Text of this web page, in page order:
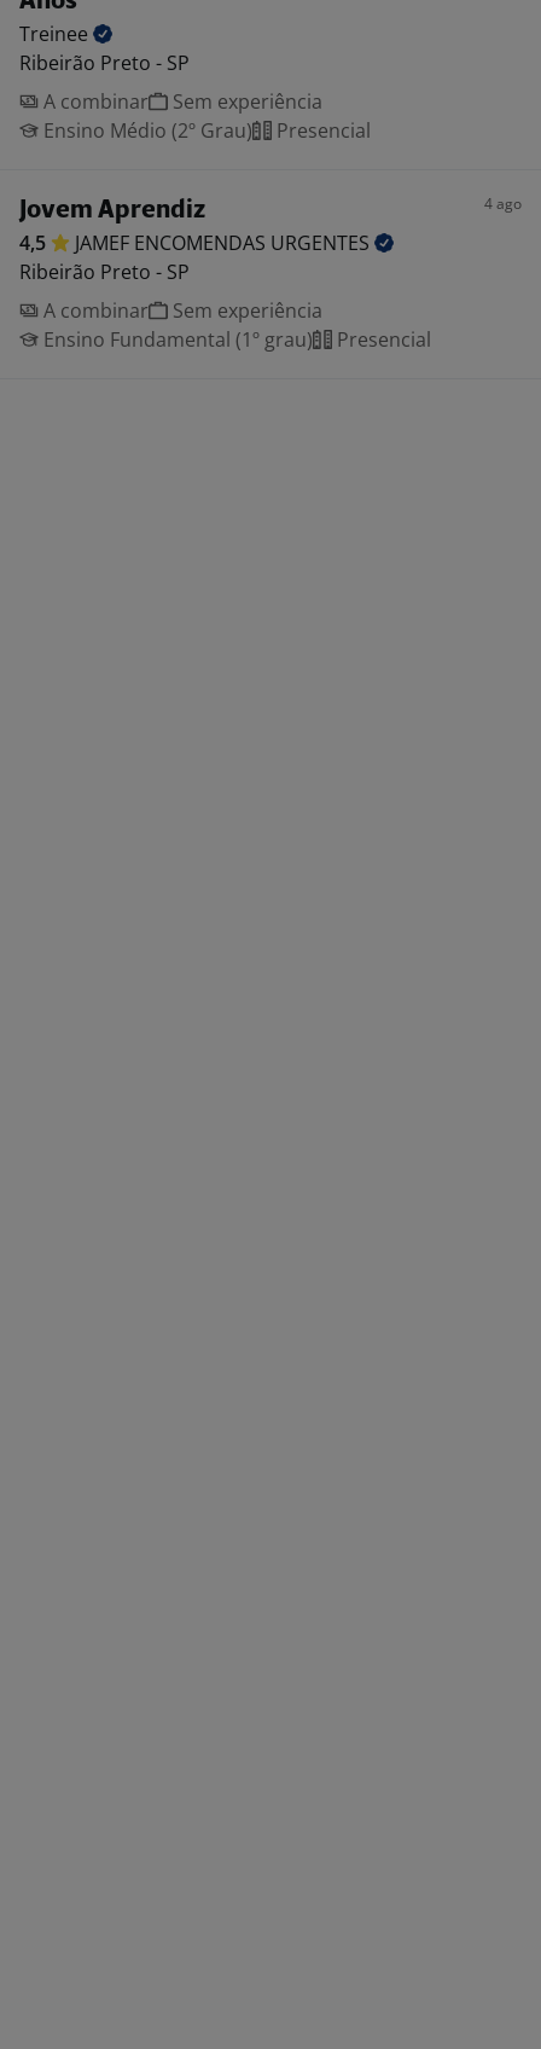
Treinee
Ribeirão Preto - SP
A combinar
Sem experiência
Ensino Médio (2º Grau)
Presencial
Jovem Aprendiz 4 ago
4,5 JAMEF ENCOMENDAS URGENTES
Ribeirão Preto - SP
A combinar
Sem experiência
Ensino Fundamental (1º grau)
Presencial